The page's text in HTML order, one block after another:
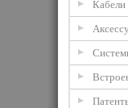
Кабели